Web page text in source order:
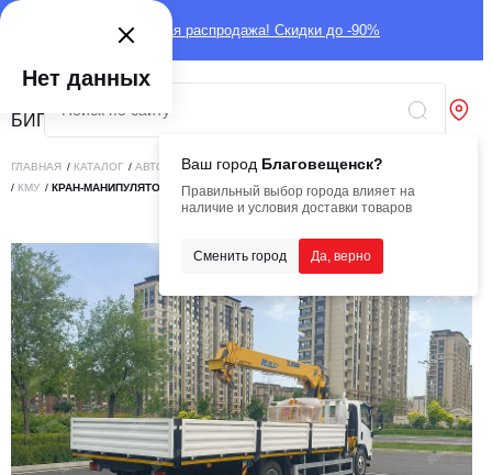
Глобальная распродажа! Скидки до -90%
Ваш город Благовещенск?
Правильный выбор города влияет на
наличие и условия доставки товаров
Сменить город Да, верно
ГЛАВНАЯ / КАТАЛОГ / АВТОТЕХНИКА /СПЕЦИАЛИЗИРОВАННАЯ АВТОТЕХНИКА
/ КМУ / КРАН-МАНИПУЛЯТОР ISUZU ELF L3 4X2 6,3Т
Нет данных